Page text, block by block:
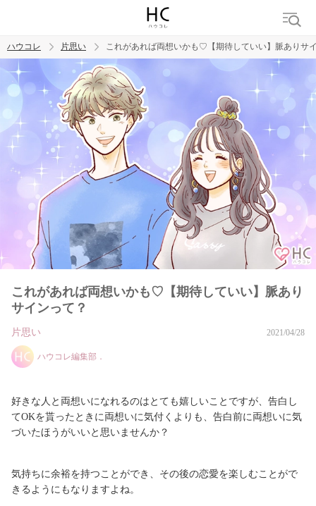
トレンド ワード
モテテク 恋がしたい 女磨き
ハウコレ 片思い これがあれば両想いかも♡【期待していい】脈ありサ
これがあれば両想いかも♡【期待していい】脈あり
サインって？
片思い 2021/04/28
ハウコレ編集部．
好きな人と両想いになれるのはとても嬉しいことですが、告白し
てOKを貰ったときに両想いに気付くよりも、告白前に両想いに気
づいたほうがいいと思いませんか？
気持ちに余裕を持つことができ、その後の恋愛を楽しむことがで
きるようにもなりますよね。